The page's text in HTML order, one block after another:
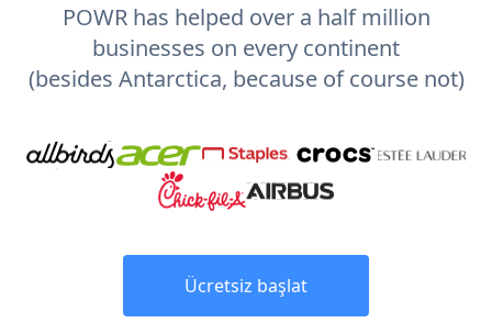
POWR has helped over a half million
businesses on every continent
(besides Antarctica, because of course not)
Ücretsiz başlat